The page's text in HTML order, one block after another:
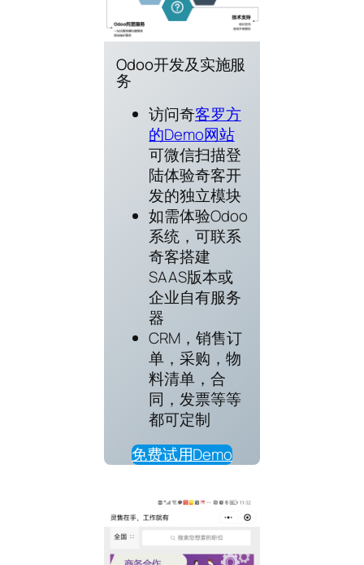
Odoo开发及实施服
务
访问奇客罗方
的Demo网站
可微信扫描登
陆体验奇客开
发的独立模块
如需体验Odoo
系统，可联系
奇客搭建
SAAS版本或
企业自有服务
器
CRM，销售订
单，采购，物
料清单，合
同，发票等等
都可定制
免费试用Demo